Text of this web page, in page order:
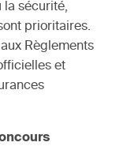
la sécurité,
prioritaires.
Règlements
et